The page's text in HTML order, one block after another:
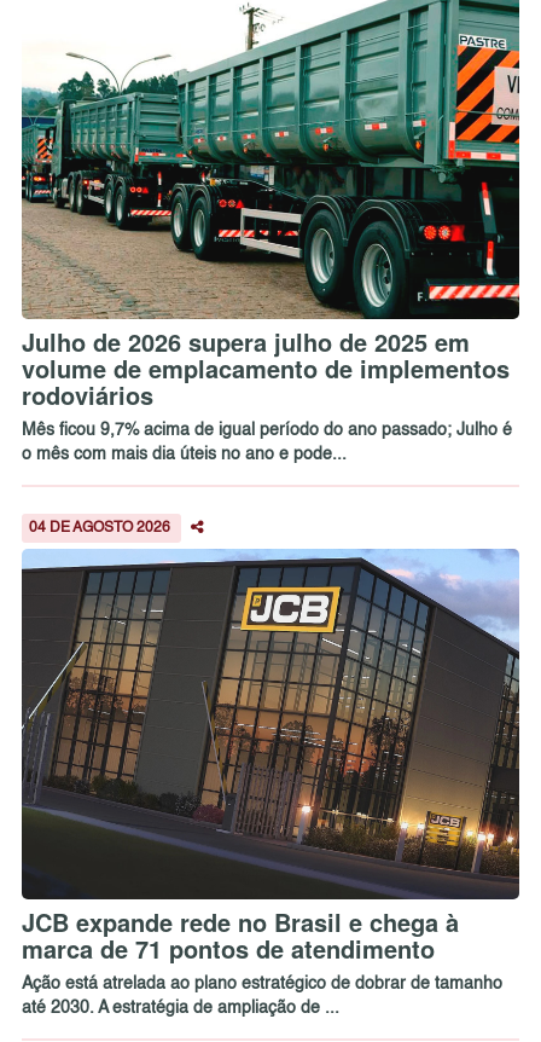
Julho de 2026 supera julho de 2025 em
volume de emplacamento de implementos
rodoviários
Mês ficou 9,7% acima de igual período do ano passado; Julho é
o mês com mais dia úteis no ano e pode...
04 DE AGOSTO 2026
JCB expande rede no Brasil e chega à
marca de 71 pontos de atendimento
Ação está atrelada ao plano estratégico de dobrar de tamanho
até 2030. A estratégia de ampliação de ...